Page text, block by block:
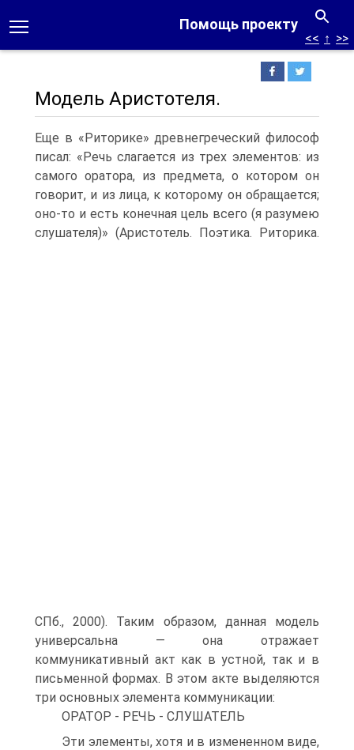
Помощь проекту
<< ↑ >>
Модель Аристотеля.
Еще в «Риторике» древнегреческий философ
писал: «Речь слагается из трех элементов: из
самого оратора, из предмета, о котором он
говорит, и из лица, к которому он обращается;
оно-то и есть конечная цель всего (я разумею
слушателя)» (Аристотель. Поэтика. Риторика.
СПб., 2000). Таким образом, данная модель
универсальна — она отражает
коммуникативный акт как в устной, так и в
письменной формах. В этом акте выделяются
три основных элемента коммуникации:
ОРАТОР - РЕЧЬ - СЛУШАТЕЛЬ
Эти элементы, хотя и в измененном виде,